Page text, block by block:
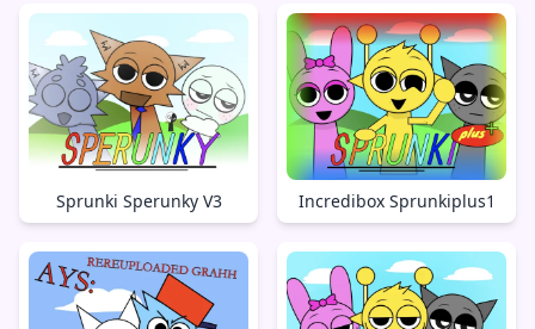
Sprunki Sperunky V3 Incredibox Sprunkiplus1